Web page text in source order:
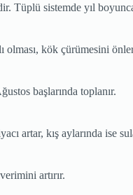
sistemde yıl
kök çürümesini
başlarında toplanır.
kış aylarında ise
artırır.